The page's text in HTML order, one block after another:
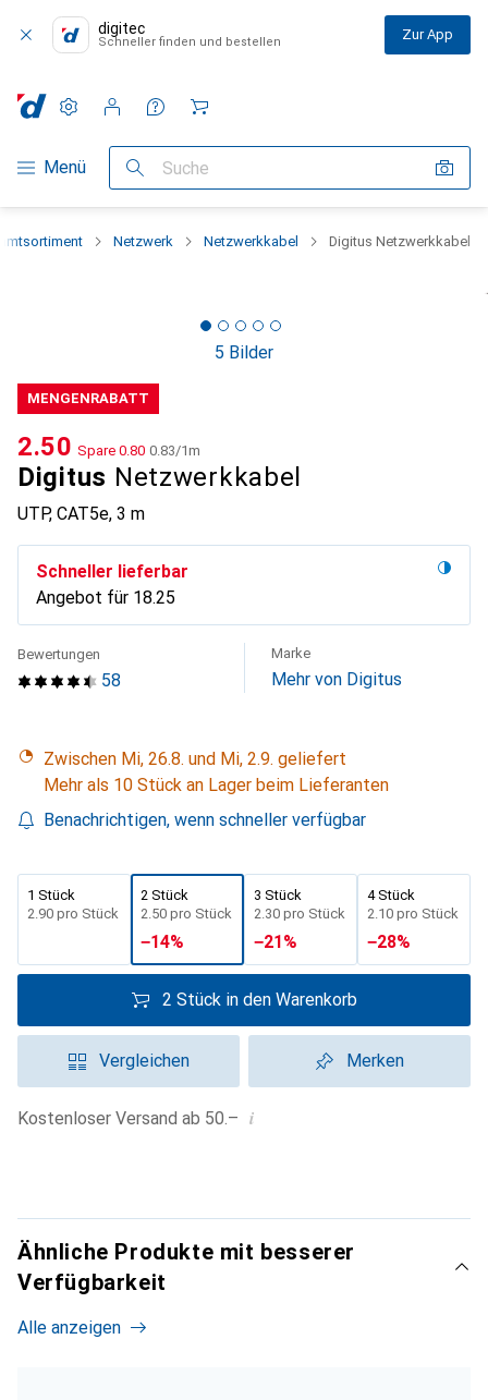
digitec
Schneller finden und bestellen Zur App
Navigation nach Kategorien
Menü Suche
Einstellungen
Kundenkonto
Vergleichslisten
Merklisten
Warenkorb
Netzwerk Netzwerkkabel Digitus Netzwerkkabel
5 Bilder
MENGENRABATT
Digitus Netzwerkkabel
UTP, CAT5e, 3 m
CHF
2.50 Spare CHF
0.80 CHF
0.83/1m
Schneller lieferbar
Angebot für CHF
18.25
58
Bewertungen Marke
Mehr von Digitus
Zwischen Mi, 26.8. und Mi, 2.9. geliefert
Mehr als 10 Stück an Lager beim Lieferanten
Benachrichtigen, wenn schneller verfügbar
1 Stück
CHF
2.90 pro Stück
2 Stück
CHF
2.50 pro Stück
−14%
3 Stück
CHF
2.30 pro Stück
−21%
4 Stück
CHF
2.10 pro Stück
−28%
2 Stück in den Warenkorb
Vergleichen Merken
Kostenloser Versand ab 50.– i
Ähnliche Produkte mit besserer
Verfügbarkeit
Alle anzeigen